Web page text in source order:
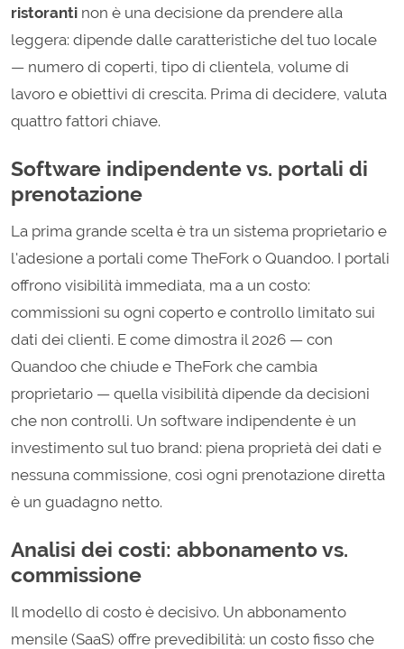
ristoranti non è una decisione da prendere alla
leggera: dipende dalle caratteristiche del tuo locale
— numero di coperti, tipo di clientela, volume di
lavoro e obiettivi di crescita. Prima di decidere, valuta
quattro fattori chiave.
Software indipendente vs. portali di
prenotazione
La prima grande scelta è tra un sistema proprietario e
l'adesione a portali come TheFork o Quandoo. I portali
offrono visibilità immediata, ma a un costo:
commissioni su ogni coperto e controllo limitato sui
dati dei clienti. E come dimostra il 2026 — con
Quandoo che chiude e TheFork che cambia
proprietario — quella visibilità dipende da decisioni
che non controlli. Un software indipendente è un
investimento sul tuo brand: piena proprietà dei dati e
nessuna commissione, così ogni prenotazione diretta
è un guadagno netto.
Analisi dei costi: abbonamento vs.
commissione
Il modello di costo è decisivo. Un abbonamento
mensile (SaaS) offre prevedibilità: un costo fisso che